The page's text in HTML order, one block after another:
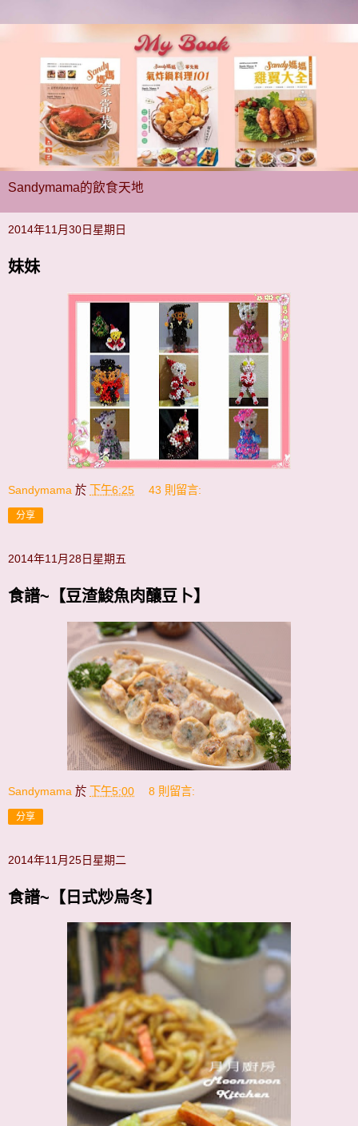
Sandymama的飲食天地
2014年11月30日星期日
妹妹
Sandymama 於 下午6:25 43 則留言:
分享
2014年11月28日星期五
食譜~【豆渣鮻魚肉釀豆卜】
Sandymama 於 下午5:00 8 則留言:
分享
2014年11月25日星期二
食譜~【日式炒烏冬】